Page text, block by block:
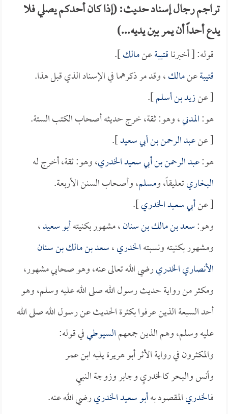
تراجم رجال إسناد حديث: (إذا كان أحدكم يصلي فلا
يدع أحداً أن يمر بين يديه...)
قوله: [ أخبرناقتيبةعنمالك].
قتيبةعنمالك، وقد مر ذكرهما في الإسناد الذي قبل هذا.
[ عنزيد بن أسلم].
هو:المدني، وهو: ثقة، خرج حديثه أصحاب الكتب الستة.
[ عنعبد الرحمن بن أبي سعيد].
هو:عبد الرحمن بن أبي سعيد الخدري، وهو: ثقة، أخرج له
البخاريتعليقاً، ومسلم، وأصحاب السنن الأربعة.
[ عنأبي سعيد الخدري].
وهو:سعد بن مالك بن سنان، مشهور بكنيتهأبو سعيد،
ومشهور بكنيته ونسبتهالخدري،سعد بن مالك بن سنان
الأنصاري الخدريرضي الله تعالى عنه، وهو صحابي مشهور،
ومكثر من رواية حديث رسول الله صلى الله عليه وسلم، وهو
أحد السبعة الذين عرفوا بكثرة الحديث عن رسول الله صلى الله
عليه وسلم، وهم الذين جمعهمالسيوطيفي قوله:
والمكثرون في رواية الأثر أبو هريرة يليه ابن عمر
وأنس والبحر كالخدريِ وجابر وزوجة النبيِ
فـالخدريالمقصود بهأبو سعيد الخدريرضي الله عنه.